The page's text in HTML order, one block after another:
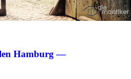
Hamburg —